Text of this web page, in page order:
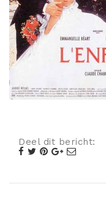
Thriller
Deel dit bericht: